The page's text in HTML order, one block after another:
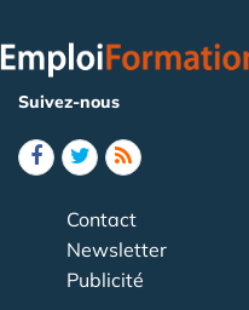
Suivez-nous
Contact
Newsletter
Publicité